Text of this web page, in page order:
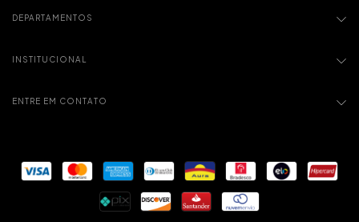
DEPARTAMENTOS
INSTITUCIONAL
ENTRE EM CONTATO